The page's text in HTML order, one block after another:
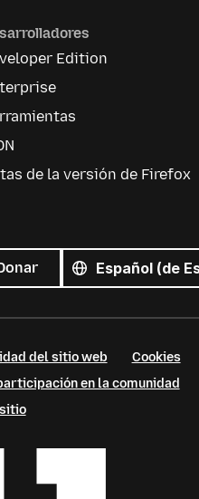
Edition
de la versión de Firefox
los
idiomas
del sitio web Cookies
en la comunidad